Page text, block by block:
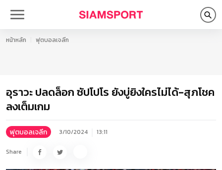
หน้าหลัก ฟุตบอลเจลีก
อุราวะ ปลดล็อก ซัปโปโร ยังบู่ยิงใครไม่ได้-สุภโชค
ลงเต็มเกม
ฟุตบอลเจลีก 3/10/2024 13:11
Share